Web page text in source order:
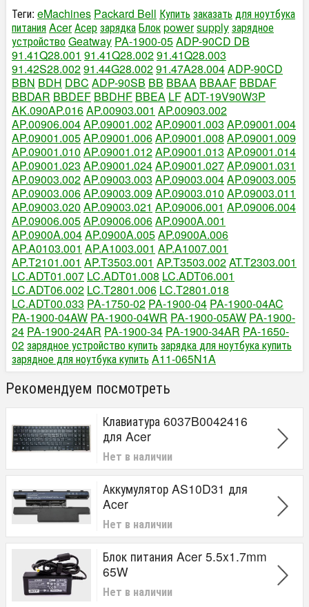
Теги: eMachines Packard Bell Купить заказать для ноутбука
питанияAcerАсерзарядкаБлокpowersupplyзарядное
устройствоGeatway PA-1900-05ADP-90CD DB
91.41Q28.001 91.41Q28.00291.41Q28.003
91.42S28.00291.44G28.00291.47A28.004ADP-90CD
BBN BDH DBC ADP-90SB BB BBAA BBAAF BBDAF
BBDAR BBDEF BBDHF BBEA LFADT-19V90W3P
AK.090AP.016AP.00903.001 AP.00903.002
AP.00906.004AP.09001.002AP.09001.003 AP.09001.004
AP.09001.005AP.09001.006AP.09001.008 AP.09001.009
AP.09001.010 AP.09001.012AP.09001.013 AP.09001.014
AP.09001.023 AP.09001.024AP.09001.027AP.09001.031
AP.09003.002AP.09003.003 AP.09003.004AP.09003.005
AP.09003.006AP.09003.009AP.09003.010 AP.09003.011
AP.09003.020 AP.09003.021 AP.09006.001 AP.09006.004
AP.09006.005AP.09006.006AP.0900A.001
AP.0900A.004AP.0900A.005AP.0900A.006
AP.A0103.001 AP.A1003.001 AP.A1007.001
AP.T2101.001 AP.T3503.001 AP.T3503.002AT.T2303.001
LC.ADT01.007 LC.ADT01.008 LC.ADT06.001
LC.ADT06.002 LC.T2801.006 LC.T2801.018
LC.ADT00.033 PA-1750-02 PA-1900-04 PA-1900-04AC
PA-1900-04AW PA-1900-04WR PA-1900-05AW PA-1900-
24 PA-1900-24AR PA-1900-34 PA-1900-34AR PA-1650-
02зарядное устройство купить зарядка для ноутбука купить
зарядное для ноутбука купить A11-065N1A
Рекомендуем посмотреть
Клавиатура 6037B0042416
для Acer
Нет в наличии
Аккумулятор AS10D31 для
Acer
Нет в наличии
Блок питания Acer 5.5x1.7mm
65W
Нет в наличии